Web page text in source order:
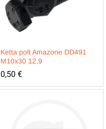
Ketta polt Amazone DD491
M10x30 12,9
0,50 €